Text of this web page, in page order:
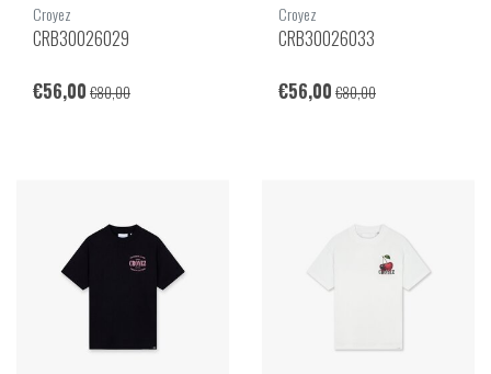
Croyez
CRB30026029
€56,00 €80,00
Croyez
CRB30026033
€56,00 €80,00